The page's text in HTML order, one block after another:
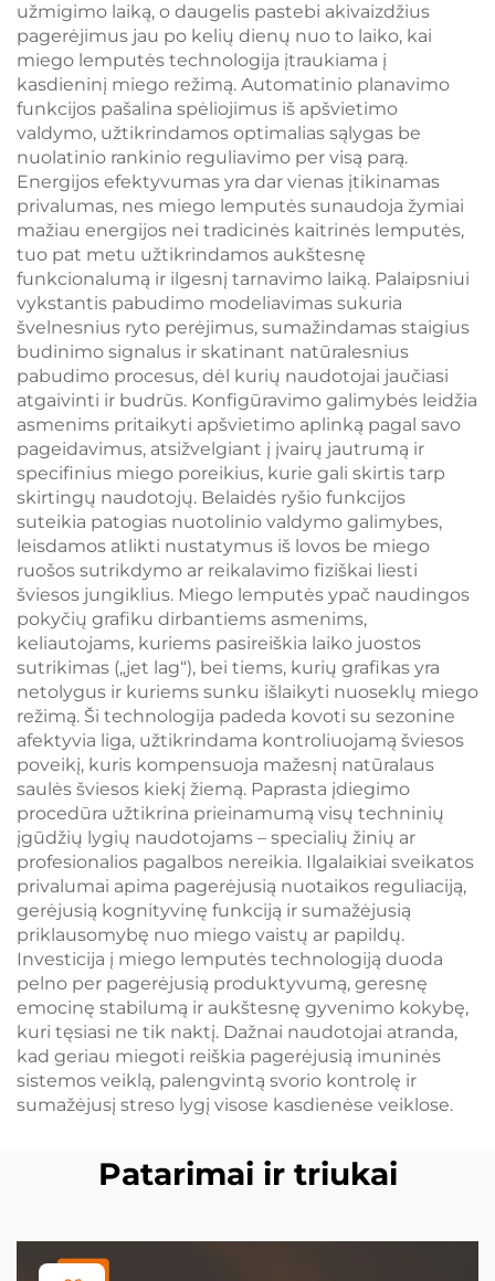
užmigimo laiką, o daugelis pastebi akivaizdžius
pagerėjimus jau po kelių dienų nuo to laiko, kai
miego lemputės technologija įtraukiama į
kasdieninį miego režimą. Automatinio planavimo
funkcijos pašalina spėliojimus iš apšvietimo
valdymo, užtikrindamos optimalias sąlygas be
nuolatinio rankinio reguliavimo per visą parą.
Energijos efektyvumas yra dar vienas įtikinamas
privalumas, nes miego lemputės sunaudoja žymiai
mažiau energijos nei tradicinės kaitrinės lemputės,
tuo pat metu užtikrindamos aukštesnę
funkcionalumą ir ilgesnį tarnavimo laiką. Palaipsniui
vykstantis pabudimo modeliavimas sukuria
švelnesnius ryto perėjimus, sumažindamas staigius
budinimo signalus ir skatinant natūralesnius
pabudimo procesus, dėl kurių naudotojai jaučiasi
atgaivinti ir budrūs. Konfigūravimo galimybės leidžia
asmenims pritaikyti apšvietimo aplinką pagal savo
pageidavimus, atsižvelgiant į įvairų jautrumą ir
specifinius miego poreikius, kurie gali skirtis tarp
skirtingų naudotojų. Belaidės ryšio funkcijos
suteikia patogias nuotolinio valdymo galimybes,
leisdamos atlikti nustatymus iš lovos be miego
ruošos sutrikdymo ar reikalavimo fiziškai liesti
šviesos jungiklius. Miego lemputės ypač naudingos
pokyčių grafiku dirbantiems asmenims,
keliautojams, kuriems pasireiškia laiko juostos
sutrikimas („jet lag“), bei tiems, kurių grafikas yra
netolygus ir kuriems sunku išlaikyti nuoseklų miego
režimą. Ši technologija padeda kovoti su sezonine
afektyvia liga, užtikrindama kontroliuojamą šviesos
poveikį, kuris kompensuoja mažesnį natūralaus
saulės šviesos kiekį žiemą. Paprasta įdiegimo
procedūra užtikrina prieinamumą visų techninių
įgūdžių lygių naudotojams – specialių žinių ar
profesionalios pagalbos nereikia. Ilgalaikiai sveikatos
privalumai apima pagerėjusią nuotaikos reguliaciją,
gerėjusią kognityvinę funkciją ir sumažėjusią
priklausomybę nuo miego vaistų ar papildų.
Investicija į miego lemputės technologiją duoda
pelno per pagerėjusią produktyvumą, geresnę
emocinę stabilumą ir aukštesnę gyvenimo kokybę,
kuri tęsiasi ne tik naktį. Dažnai naudotojai atranda,
kad geriau miegoti reiškia pagerėjusią imuninės
sistemos veiklą, palengvintą svorio kontrolę ir
sumažėjusį streso lygį visose kasdienėse veiklose.
Patarimai ir triukai